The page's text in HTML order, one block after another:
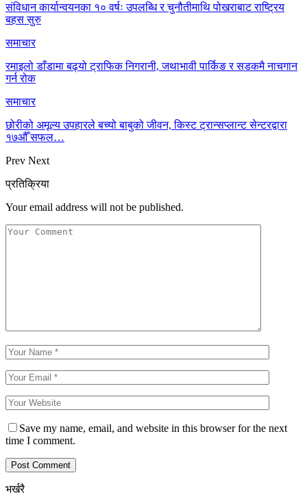
संविधान कार्यान्वयनका १० वर्षः उपलब्धि र चुनौतीमाथि पोखराबाट राष्ट्रिय
बहस सुरु
समाचार
रमाइलो डाँडामा बढ्यो ट्राफिक निगरानी, जथाभावी पार्किङ र सडकमै नाचगान
गर्न रोक
समाचार
छोरीको अमूल्य उपहारले बच्यो बाबुको जीवन, किस्ट ट्रान्सप्लान्ट सेन्टरद्वारा
१७औँ सफल…
Prev Next
प्रतिक्रिया
Your email address will not be published.
Save my name, email, and website in this browser for the next
time I comment.
भर्खरै